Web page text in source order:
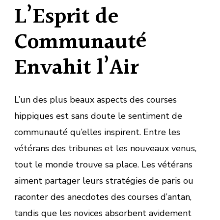
L’Esprit de
Communauté
Envahit l’Air
L’un des plus beaux aspects des courses
hippiques est sans doute le sentiment de
communauté qu’elles inspirent. Entre les
vétérans des tribunes et les nouveaux venus,
tout le monde trouve sa place. Les vétérans
aiment partager leurs stratégies de paris ou
raconter des anecdotes des courses d’antan,
tandis que les novices absorbent avidement